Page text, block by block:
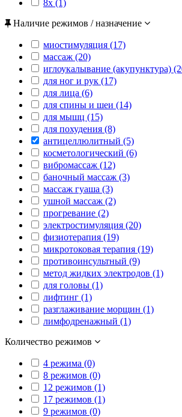
8x (1)
Наличие режимов / назначение
миостимуляция (17)
массаж (20)
иглоукалывание (акупунктура)
для ног и рук (17)
для лица (6)
для спины и шеи (14)
для мышц (15)
для похудения (8)
антицеллюлитный (5)
косметологический (6)
вибромассаж (12)
баночный массаж (3)
массаж гуаша (3)
ушной массаж (2)
прогревание (2)
электростимуляция (20)
физиотерапия (19)
микротоковая терапия (19)
противоинсультный (9)
метод жидких электродов (1)
для головы (1)
лифтинг (1)
разглаживание морщин (1)
лимфодренажный (1)
Количество режимов
4 режима (0)
8 режимов (0)
12 режимов (1)
17 режимов (1)
9 режимов (0)